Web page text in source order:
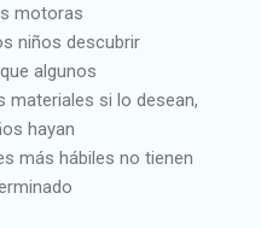
motoras
niños descubrir
algunos
si lo desean,
hayan
más hábiles no tienen